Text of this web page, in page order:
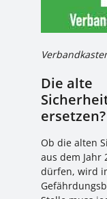
Die alte
ersetzen?
Ob die alten
aus dem Jahr
dürfen, wird